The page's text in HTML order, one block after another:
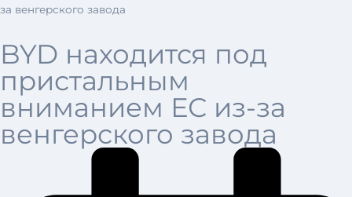
за венгерского завода
BYD находится под
пристальным
вниманием ЕС из-за
венгерского завода